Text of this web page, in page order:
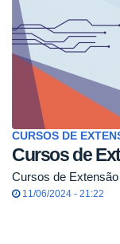
CURSOS DE
Cursos de
Cursos de
11/06/2024 - 21:22